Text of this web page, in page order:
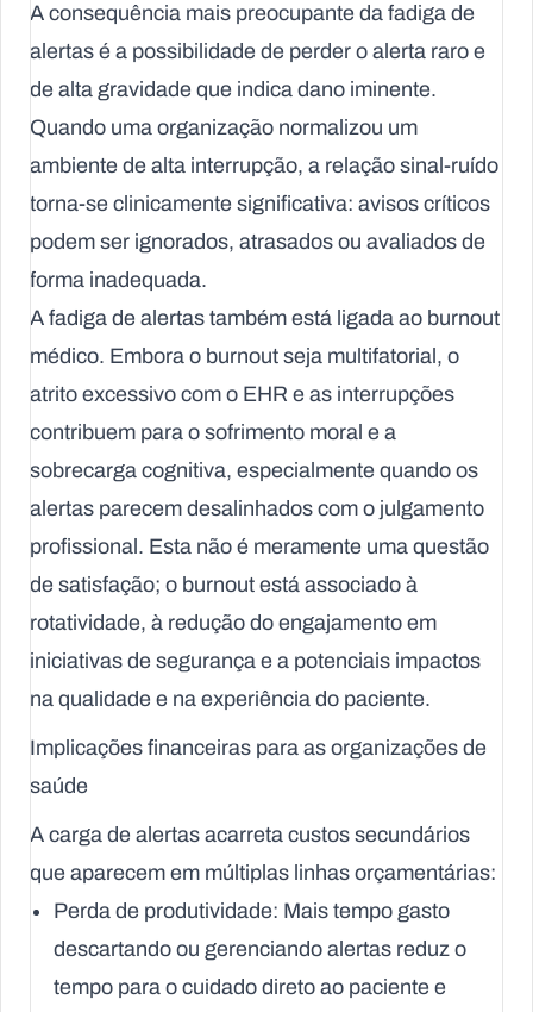
A consequência mais preocupante da fadiga de
alertas é a possibilidade de perder o alerta raro e
de alta gravidade que indica dano iminente.
Quando uma organização normalizou um
ambiente de alta interrupção, a relação sinal-ruído
torna-se clinicamente significativa: avisos críticos
podem ser ignorados, atrasados ou avaliados de
forma inadequada.
A fadiga de alertas também está ligada ao burnout
médico. Embora o burnout seja multifatorial, o
atrito excessivo com o EHR e as interrupções
contribuem para o sofrimento moral e a
sobrecarga cognitiva, especialmente quando os
alertas parecem desalinhados com o julgamento
profissional. Esta não é meramente uma questão
de satisfação; o burnout está associado à
rotatividade, à redução do engajamento em
iniciativas de segurança e a potenciais impactos
na qualidade e na experiência do paciente.
Implicações financeiras para as organizações de
saúde
A carga de alertas acarreta custos secundários
que aparecem em múltiplas linhas orçamentárias:
Perda de produtividade: Mais tempo gasto
descartando ou gerenciando alertas reduz o
tempo para o cuidado direto ao paciente e